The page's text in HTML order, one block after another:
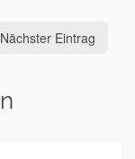
Nächster Eintrag